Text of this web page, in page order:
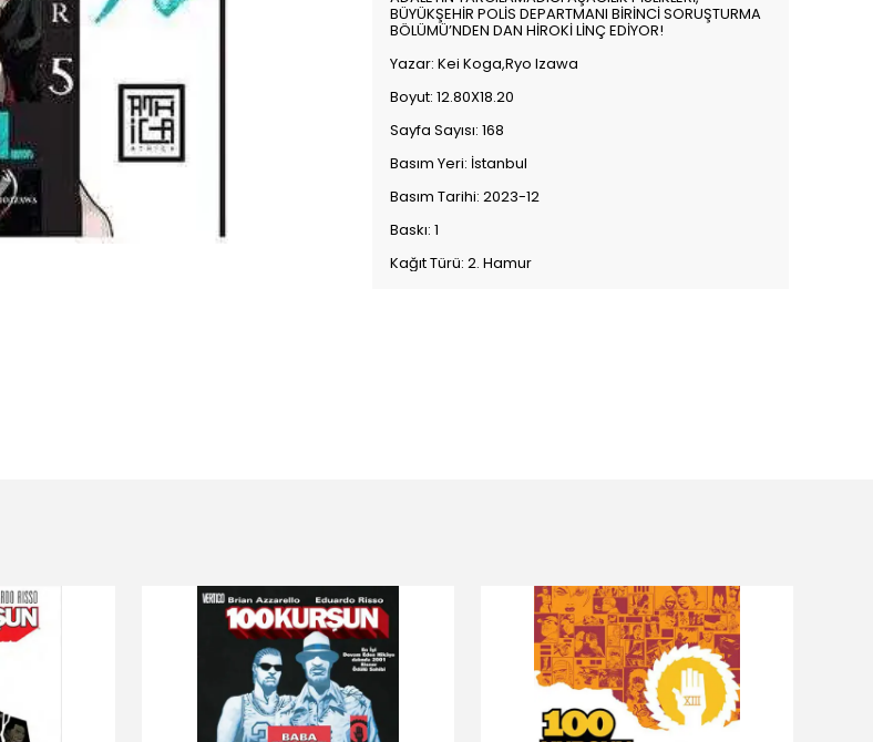
BÜYÜKŞEHİR POLİS DEPARTMANI BİRİNCİ SORUŞTURMA
BÖLÜMÜ’NDEN DAN HİROKİ LİNÇ EDİYOR!
Yazar: Kei Koga,Ryo Izawa
Boyut: 12.80X18.20
Sayfa Sayısı: 168
Basım Yeri: İstanbul
Basım Tarihi: 2023-12
Baskı: 1
Kağıt Türü: 2. Hamur